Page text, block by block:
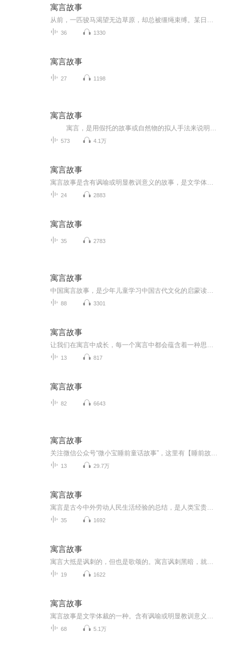
寓言故事
36 1330
寓言故事
27 1198
寓言故事
573 4.1万
寓言故事
24 2883
寓言故事
35 2783
寓言故事
88 3301
寓言故事
13 817
寓言故事
82 6643
寓言故事
13 29.7万
寓言故事
35 1692
寓言故事
19 1622
寓言故事
68 5.1万